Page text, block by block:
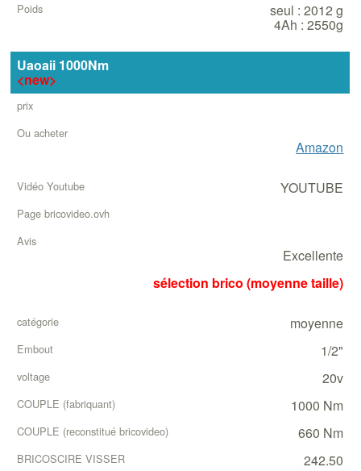
seul : 2012 g
4Ah : 2550g
Uaoaii 1000Nm
<new>
Amazon
YOUTUBE
Excellente
sélection brico (moyenne taille)
moyenne
1/2"
20v
1000 Nm
660 Nm
242.50